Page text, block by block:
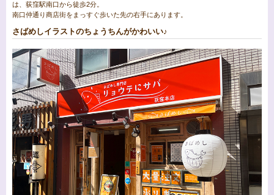
は、荻窪駅南口から徒歩2分。
南口仲通り商店街をまっすぐ歩いた先の右手にあります。
さばめしイラストのちょうちんがかわいい♪